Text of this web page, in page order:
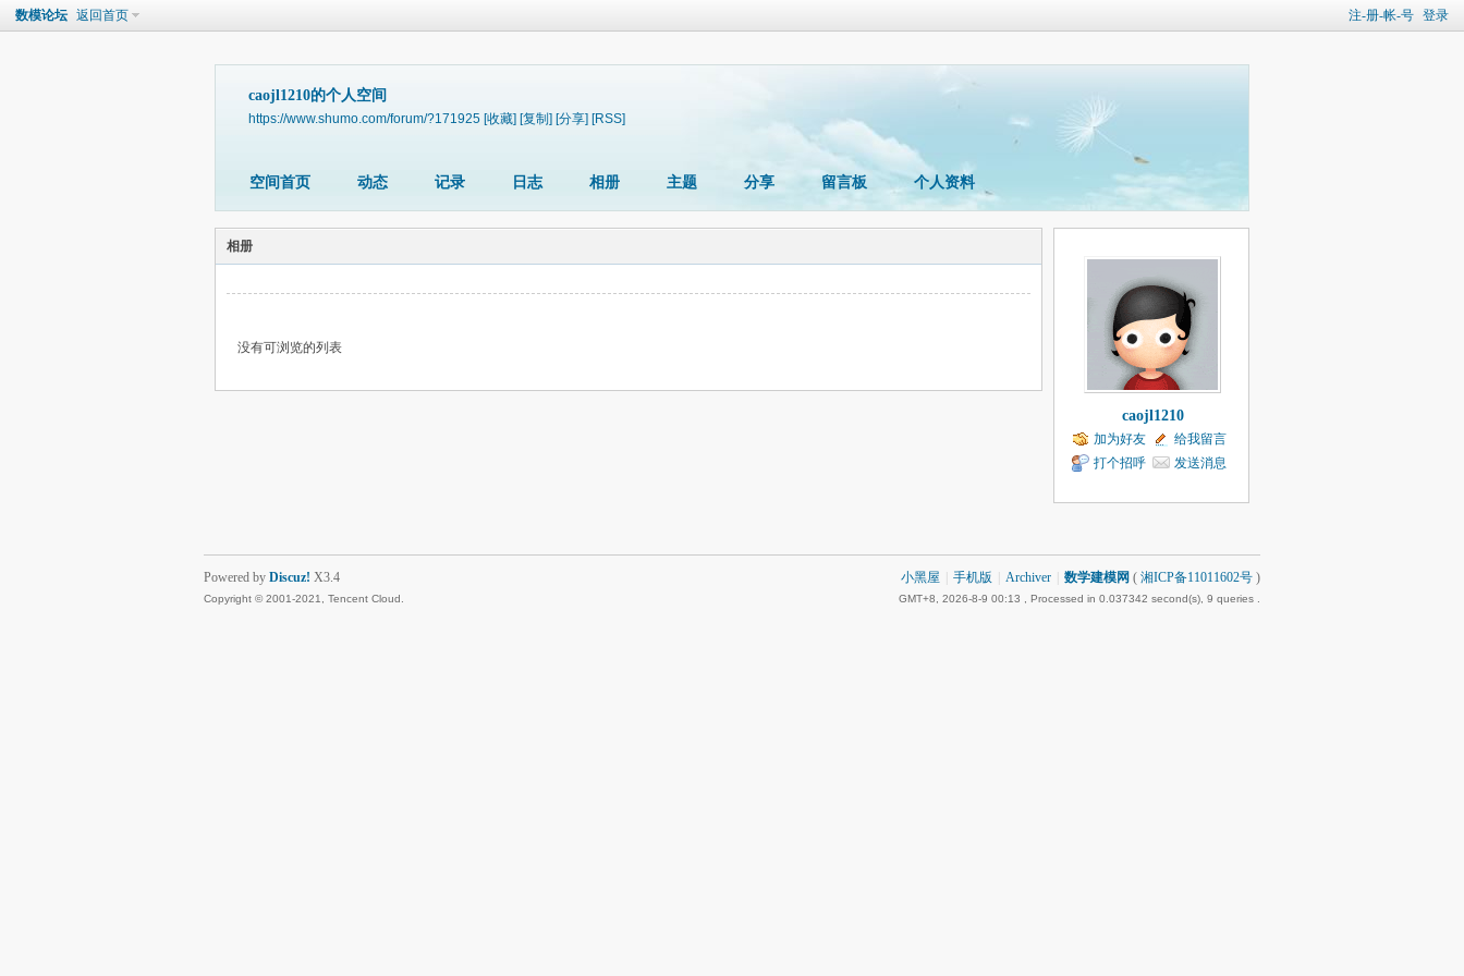
注-册-帐-号 登录
数模论坛 返回首页
caojl1210的个人空间
https://www.shumo.com/forum/?171925 [收藏] [复制] [分享] [RSS]
空间首页 动态 记录 日志 相册 主题 分享 留言板 个人资料
相册
没有可浏览的列表
caojl1210
加为好友
给我留言
打个招呼
发送消息
小黑屋 手机版 Archiver 数学建模网 ( 湘ICP备11011602号 )
GMT+8, 2026-8-9 00:13 , Processed in 0.037342 second(s), 9 queries .
Powered by Discuz! X3.4
Copyright © 2001-2021, Tencent Cloud.